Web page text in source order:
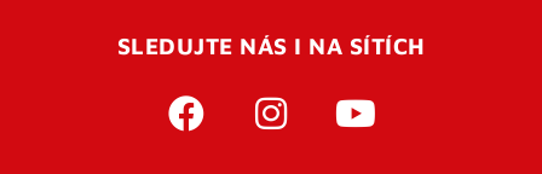
Pro úspěšné dokončení registrace je potřeba
vaší e-mailovouadresu. Po úspěšném odeslání
SLEDUJTE NÁS I NA SÍTÍCH